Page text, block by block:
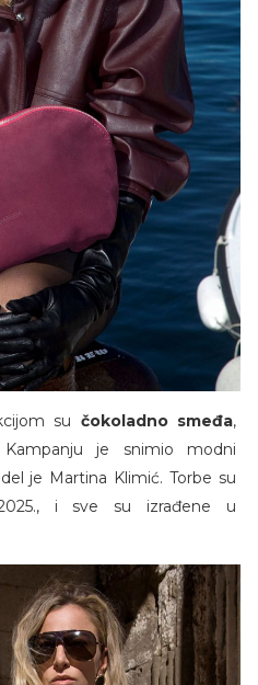
su čokoladno smeđa,
je snimio modni
je Martina Klimić. Torbe su
i sve su izrađene u